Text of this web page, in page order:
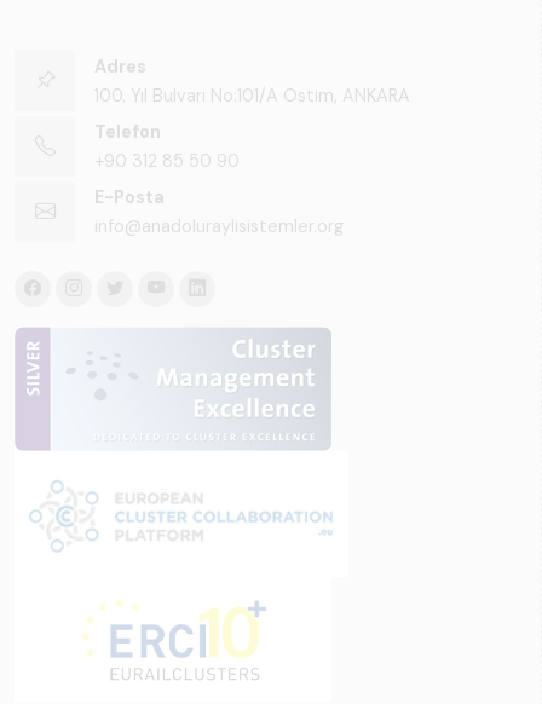
Adres
100. Yıl Bulvarı No:101/A Ostim, ANKARA
Telefon
+90 312 85 50 90
E-Posta
info@anadoluraylisistemler.org